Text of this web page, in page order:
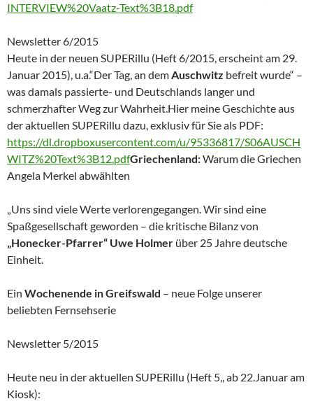
INTERVIEW%20Vaatz-Text%3B18.pdf
Newsletter 6/2015
Heute in der neuen SUPERillu (Heft 6/2015, erscheint am 29.
Januar 2015), u.a.“Der Tag, an demAuschwitz befreit wurde“ –
was damals passierte- und Deutschlands langer und
schmerzhafter Weg zur Wahrheit.Hier meine Geschichte aus
der aktuellen SUPERillu dazu, exklusiv für Sie als PDF:
https://dl.dropboxusercontent.com/u/95336817/S06AUSCH
WITZ%20Text%3B12.pdfGriechenland:Warum die Griechen
Angela Merkel abwählten
„Uns sind viele Werte verlorengegangen. Wir sind eine
Spaßgesellschaft geworden – die kritische Bilanz von
„Honecker-Pfarrer“ Uwe Holmer über 25 Jahre deutsche
Einheit.
Ein Wochenende in Greifswald – neue Folge unserer
beliebten Fernsehserie
Newsletter 5/2015
Heute neu in der aktuellen SUPERillu (Heft 5,, ab 22.Januar am
Kiosk):